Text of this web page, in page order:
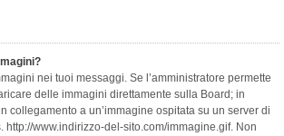
nei tuoi messaggi. Se l’amministratore permette
delle immagini direttamente sulla Board; in
collegamento a un’immagine ospitata su un server di
http://www.indirizzo-del-sito.com/immagine.gif. Non